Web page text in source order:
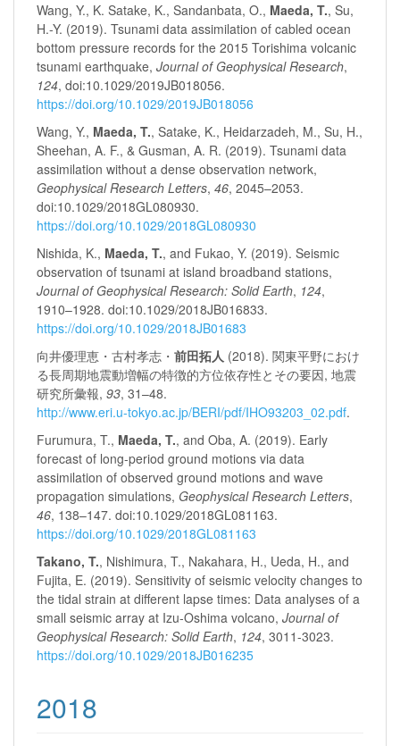
Wang, Y., K. Satake, K., Sandanbata, O., Maeda, T., Su,
H.-Y. (2019). Tsunami data assimilation of cabled ocean
bottom pressure records for the 2015 Torishima volcanic
tsunami earthquake, Journal of Geophysical Research,
124, doi:10.1029/2019JB018056.
https://doi.org/10.1029/2019JB018056
Wang, Y., Maeda, T., Satake, K., Heidarzadeh, M., Su, H.,
Sheehan, A. F., & Gusman, A. R. (2019). Tsunami data
assimilation without a dense observation network,
Geophysical Research Letters, 46, 2045–2053.
doi:10.1029/2018GL080930.
https://doi.org/10.1029/2018GL080930
Nishida, K., Maeda, T., and Fukao, Y. (2019). Seismic
observation of tsunami at island broadband stations,
Journal of Geophysical Research: Solid Earth, 124,
1910–1928. doi:10.1029/2018JB016833.
https://doi.org/10.1029/2018JB01683
向井優理恵・古村孝志・ 前田拓人 (2018). 関東平野におけ
る長周期地震動増幅の特徴的方位依存性とその要因, 地震
研究所彙報, 93, 31–48.
http://www.eri.u-tokyo.ac.jp/BERI/pdf/IHO93203_02.pdf.
Furumura, T., Maeda, T., and Oba, A. (2019). Early
forecast of long-period ground motions via data
assimilation of observed ground motions and wave
propagation simulations, Geophysical Research Letters,
46, 138–147. doi:10.1029/2018GL081163.
https://doi.org/10.1029/2018GL081163
Takano, T., Nishimura, T., Nakahara, H., Ueda, H., and
Fujita, E. (2019). Sensitivity of seismic velocity changes to
the tidal strain at different lapse times: Data analyses of a
small seismic array at Izu‐Oshima volcano, Journal of
Geophysical Research: Solid Earth, 124, 3011-3023.
https://doi.org/10.1029/2018JB016235
2018